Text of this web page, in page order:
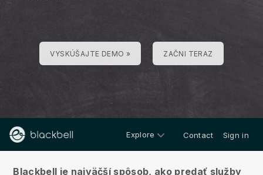
VYSKÚŠAJTE DEMO » ZAČNI TERAZ
Explore Contact Sign in
Blackbell je najväčší spôsob, ako predať služby